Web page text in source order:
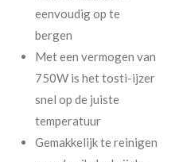
eenvoudig op te
bergen
Met een vermogen van
750W is het tosti-ijzer
snel op de juiste
temperatuur
Gemakkelijk te reinigen